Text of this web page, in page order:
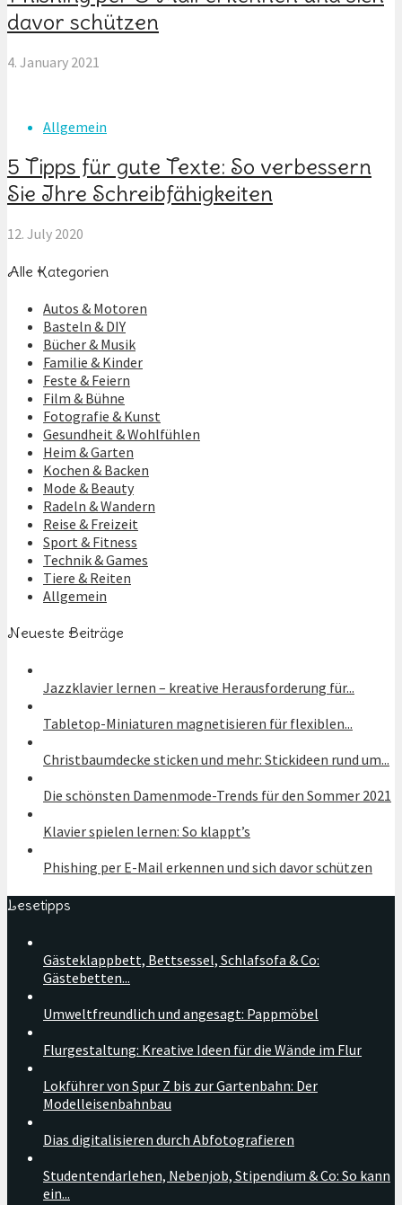
davor schützen
4. January 2021
Allgemein
5 Tipps für gute Texte: So verbessern
Sie Ihre Schreibfähigkeiten
12. July 2020
Alle Kategorien
Autos & Motoren
Basteln & DIY
Bücher & Musik
Familie & Kinder
Feste & Feiern
Film & Bühne
Fotografie & Kunst
Gesundheit & Wohlfühlen
Heim & Garten
Kochen & Backen
Mode & Beauty
Radeln & Wandern
Reise & Freizeit
Sport & Fitness
Technik & Games
Tiere & Reiten
Allgemein
Neueste Beiträge
Jazzklavier lernen – kreative Herausforderung für...
Tabletop-Miniaturen magnetisieren für flexiblen...
Christbaumdecke sticken und mehr: Stickideen rund um...
Die schönsten Damenmode-Trends für den Sommer 2021
Klavier spielen lernen: So klappt’s
Phishing per E-Mail erkennen und sich davor schützen
Lesetipps
Gästeklappbett, Bettsessel, Schlafsofa & Co:
Gästebetten...
Umweltfreundlich und angesagt: Pappmöbel
Flurgestaltung: Kreative Ideen für die Wände im Flur
Lokführer von Spur Z bis zur Gartenbahn: Der
Modelleisenbahnbau
Dias digitalisieren durch Abfotografieren
Studentendarlehen, Nebenjob, Stipendium & Co: So kann
ein...